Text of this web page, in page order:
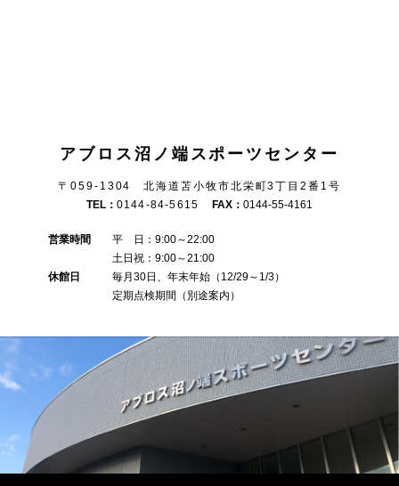
アブロス沼ノ端スポーツセンター
〒059-1304 北海道苫小牧市北栄町3丁目2番1号
TEL： 0144-84-5615 FAX：0144-55-4161
営業時間 平 日：9:00～22:00
土日祝：9:00～21:00
休館日 毎月30日、年末年始（12/29～1/3）
定期点検期間（別途案内）